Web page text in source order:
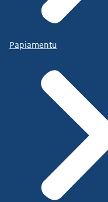
Papiamentu